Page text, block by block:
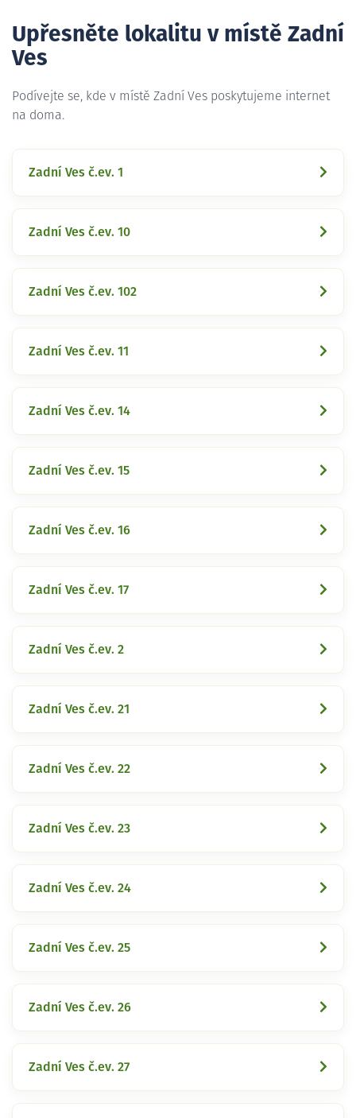
Upřesněte lokalitu v místě Zadní
Ves
Podívejte se, kde v místě Zadní Ves poskytujeme internet
na doma.
Zadní Ves č.ev. 1
Zadní Ves č.ev. 10
Zadní Ves č.ev. 102
Zadní Ves č.ev. 11
Zadní Ves č.ev. 14
Zadní Ves č.ev. 15
Zadní Ves č.ev. 16
Zadní Ves č.ev. 17
Zadní Ves č.ev. 2
Zadní Ves č.ev. 21
Zadní Ves č.ev. 22
Zadní Ves č.ev. 23
Zadní Ves č.ev. 24
Zadní Ves č.ev. 25
Zadní Ves č.ev. 26
Zadní Ves č.ev. 27